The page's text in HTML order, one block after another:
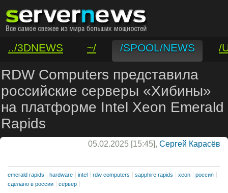
../3DNEWS ~/ /SPOOL/NEWS
/
/VAR/CONTACT
RDW Computers представила
российские серверы «Хибины»
на платформе Intel Xeon Emerald
Rapids
05.02.2025 [15:45], Сергей Карасёв
emerald rapids hardware intel rdw computers sapphire rapids xeon
россия
сделано в россии
сервер